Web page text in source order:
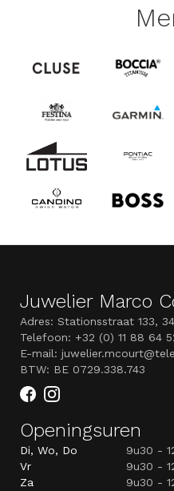
Juwelier Marco
Adres: Stationsstraat 133,
Telefoon: +32 (0) 11 88 64
E-mail:
BTW: BE 0729.338.743
Openingsuren
Di, Wo, Do 9u30 -
Vr
9u30 -
Za
9u30 -